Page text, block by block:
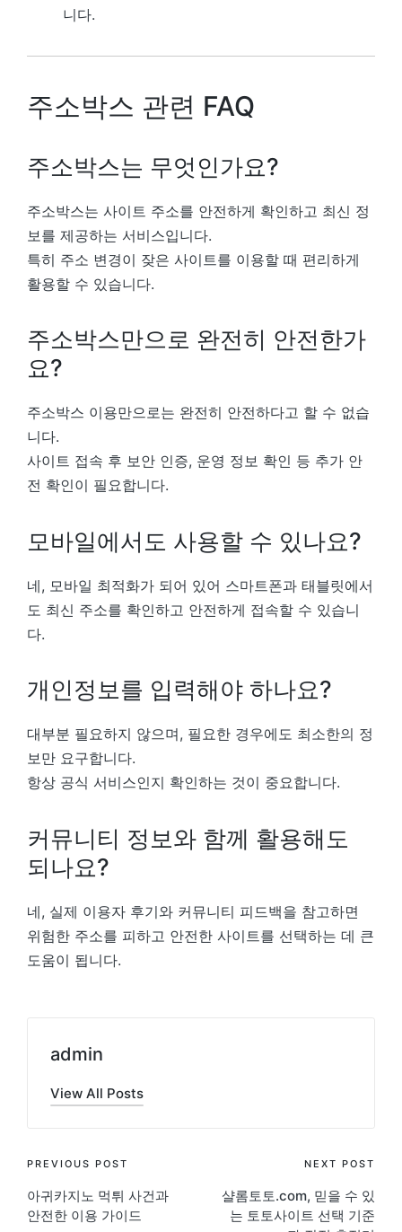
니다.
주소박스 관련 FAQ
주소박스는 무엇인가요?
주소박스는 사이트 주소를 안전하게 확인하고 최신 정
보를 제공하는 서비스입니다.
특히 주소 변경이 잦은 사이트를 이용할 때 편리하게
활용할 수 있습니다.
주소박스만으로 완전히 안전한가
요?
주소박스 이용만으로는 완전히 안전하다고 할 수 없습
니다.
사이트 접속 후 보안 인증, 운영 정보 확인 등 추가 안
전 확인이 필요합니다.
모바일에서도 사용할 수 있나요?
네, 모바일 최적화가 되어 있어 스마트폰과 태블릿에서
도 최신 주소를 확인하고 안전하게 접속할 수 있습니
다.
개인정보를 입력해야 하나요?
대부분 필요하지 않으며, 필요한 경우에도 최소한의 정
보만 요구합니다.
항상 공식 서비스인지 확인하는 것이 중요합니다.
커뮤니티 정보와 함께 활용해도
되나요?
네, 실제 이용자 후기와 커뮤니티 피드백을 참고하면
위험한 주소를 피하고 안전한 사이트를 선택하는 데 큰
도움이 됩니다.
admin
View All Posts
Post
navigation
PREVIOUS POST
아귀카지노 먹튀 사건과
안전한 이용 가이드
NEXT POST
샬롬토토.com, 믿을 수 있
는 토토사이트 선택 기준